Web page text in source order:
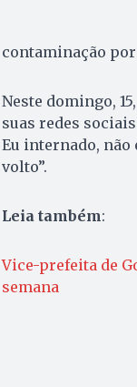
contaminação
Neste domingo,
suas redes
Eu internado, não
volto”.
Leia também:
Vice-prefeita de
semana